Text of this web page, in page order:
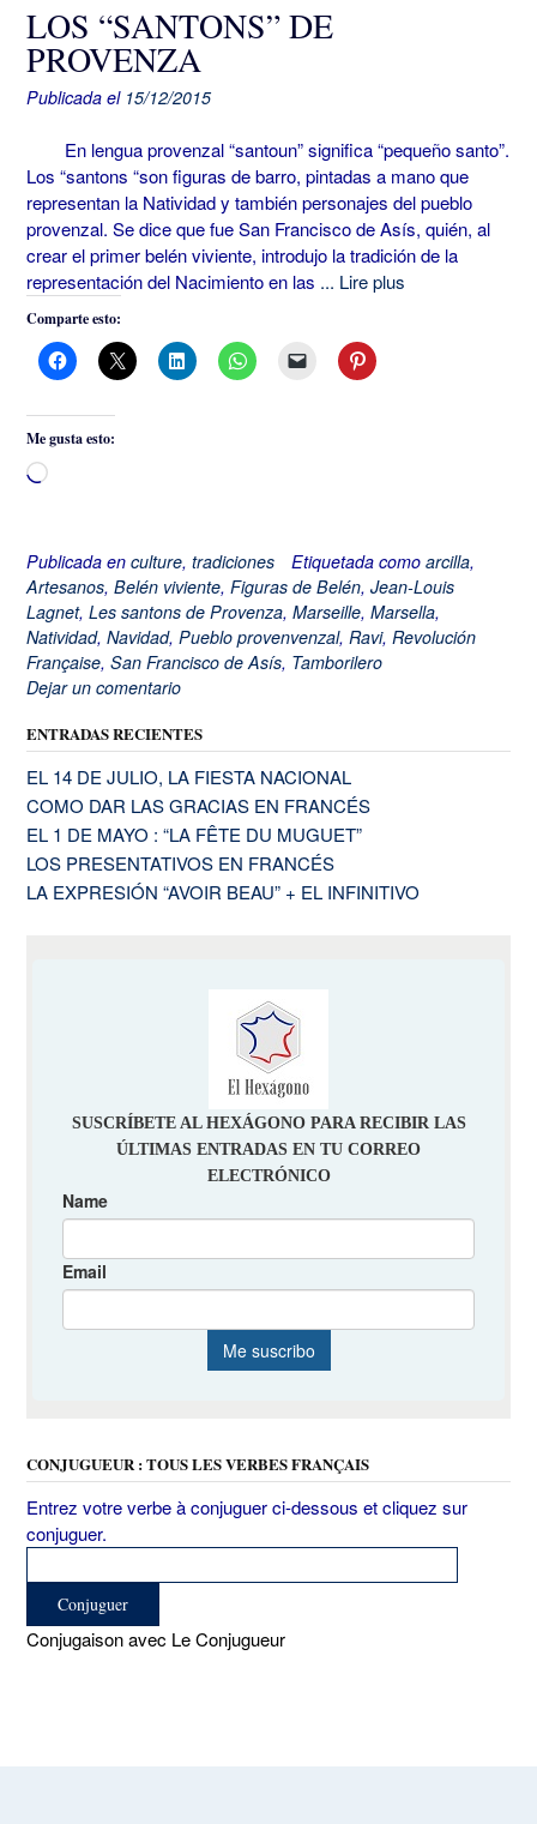
LOS “SANTONS” DE
PROVENZA
Publicada el 15/12/2015
En lengua provenzal “santoun” significa “pequeño santo”.
Los “santons “son figuras de barro, pintadas a mano que
representan la Natividad y también personajes del pueblo
provenzal. Se dice que fue San Francisco de Asís, quién, al
crear el primer belén viviente, introdujo la tradición de la
representación del Nacimiento en las ... Lire plus
Comparte esto:
Me gusta esto:
Cargando...
Publicada en culture, tradiciones Etiquetada como arcilla,
Artesanos, Belén viviente, Figuras de Belén, Jean-Louis
Lagnet, Les santons de Provenza, Marseille, Marsella,
Natividad, Navidad, Pueblo provenvenzal, Ravi, Revolución
Française, San Francisco de Asís, Tamborilero
Dejar un comentario
ENTRADAS RECIENTES
EL 14 DE JULIO, LA FIESTA NACIONAL
COMO DAR LAS GRACIAS EN FRANCÉS
EL 1 DE MAYO : “LA FÊTE DU MUGUET”
LOS PRESENTATIVOS EN FRANCÉS
LA EXPRESIÓN “AVOIR BEAU” + EL INFINITIVO
CONJUGUEUR : TOUS LES VERBES FRANÇAIS
Entrez votre verbe à conjuguer ci-dessous et cliquez sur
conjuguer.
Conjugaison avec Le Conjugueur